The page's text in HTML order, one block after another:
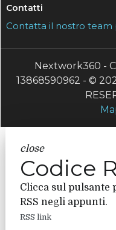
Contatti
Contatta il nostro
Nextwork360 -
13868590962 - ©
close
Codice
Clicca sul pulsante
RSS negli appunti.
RSS link